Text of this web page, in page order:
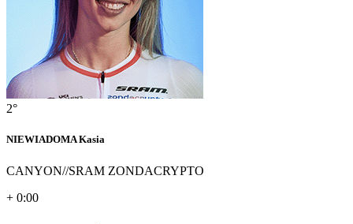
2°
NIEWIADOMA Kasia
CANYON//SRAM ZONDACRYPTO
+ 0:00